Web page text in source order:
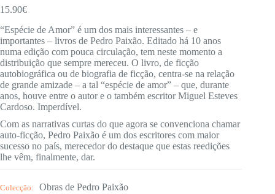
15.90€
“Espécie de Amor” é um dos mais interessantes – e
importantes – livros de Pedro Paixão. Editado há 10 anos
numa edição com pouca circulação, tem neste momento a
distribuição que sempre mereceu. O livro, de ficção
autobiográfica ou de biografia de ficção, centra-se na relação
de grande amizade – a tal “espécie de amor” – que, durante
anos, houve entre o autor e o também escritor Miguel Esteves
Cardoso. Imperdível.
Com as narrativas curtas do que agora se convenciona chamar
auto-ficção, Pedro Paixão é um dos escritores com maior
sucesso no país, merecedor do destaque que estas reedições
lhe vêm, finalmente, dar.
Colecção: Obras de Pedro Paixão